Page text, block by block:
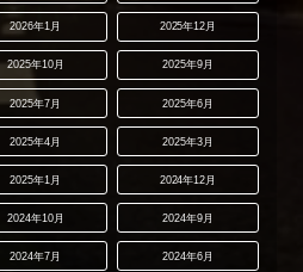
2026年1月 2025年12月
2025年10月 2025年9月
2025年7月 2025年6月
2025年4月 2025年3月
2025年1月 2024年12月
2024年10月 2024年9月
2024年7月 2024年6月